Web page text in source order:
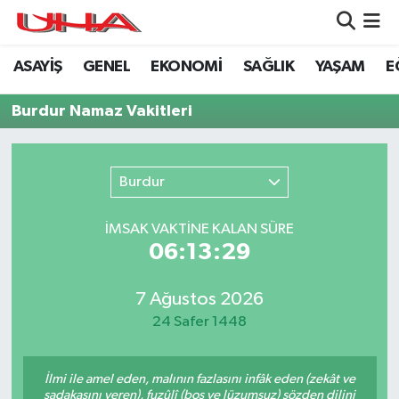
ASAYİŞ GENEL EKONOMİ SAĞLIK YAŞAM
Burdur Namaz Vakitleri
Burdur
İMSAK VAKTİNE KALAN SÜRE
06:13:29
7 Ağustos 2026
24 Safer 1448
İlmi ile amel eden, malının fazlasını infâk eden (zekât ve
sadakasını veren), fuzûlî (boş ve lüzumsuz) sözden dilini
ASAYİŞ
GÜNDEM
LEZETLERİMİZ
EĞİTİM
Nöbetçi Eczaneler
Hava Durumu
Puan Durumu ve Fikstür
Tüm Manşetler
Haber Arşivi